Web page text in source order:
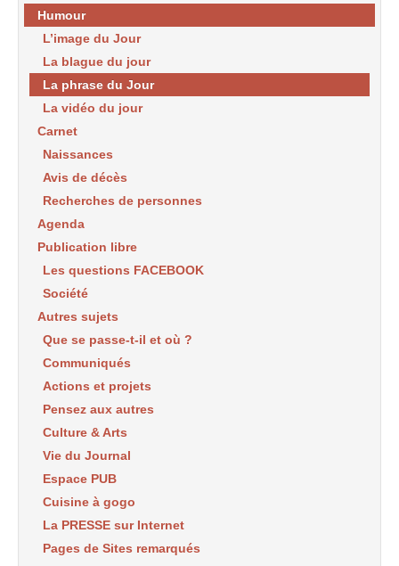
Humour
L’image du Jour
La blague du jour
La phrase du Jour
La vidéo du jour
Carnet
Naissances
Avis de décès
Recherches de personnes
Agenda
Publication libre
Les questions FACEBOOK
Société
Autres sujets
Que se passe-t-il et où ?
Communiqués
Actions et projets
Pensez aux autres
Culture & Arts
Vie du Journal
Espace PUB
Cuisine à gogo
La PRESSE sur Internet
Pages de Sites remarqués